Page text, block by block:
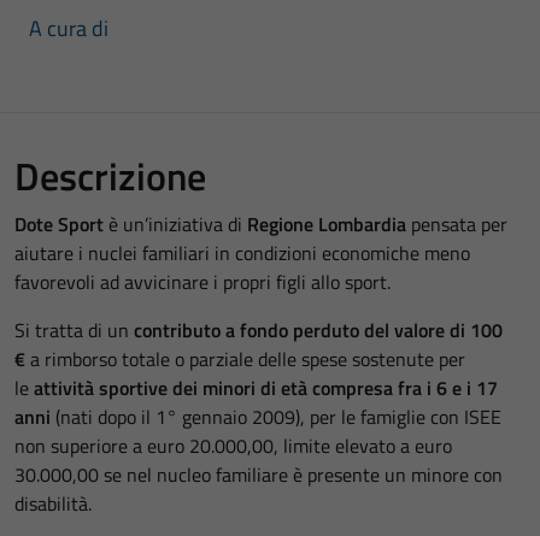
A cura di
Descrizione
Dote Sport è un’iniziativa di Regione Lombardia pensata per
aiutare i nuclei familiari in condizioni economiche meno
favorevoli ad avvicinare i propri figli allo sport.
Si tratta di un contributo a fondo perduto del valore di 100
€a rimborso totale o parziale delle spese sostenute per
leattività sportive dei minori di età compresa fra i 6 e i 17
anni (nati dopo il 1° gennaio 2009), per le famiglie con ISEE
non superiore a euro 20.000,00, limite elevato a euro
30.000,00 se nel nucleo familiare è presente un minore con
disabilità.